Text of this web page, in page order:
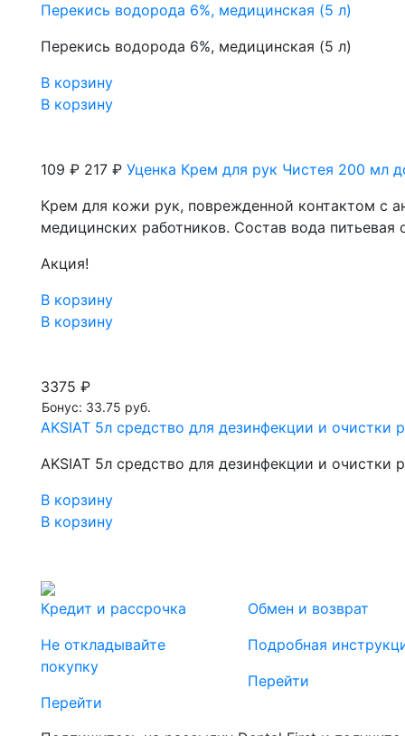
Перекись водорода 6%, медицинская (5 л)
Перекись водорода 6%, медицинская (5 л)
В корзину
В корзину
109 ₽ 217 ₽ Уценка Крем для рук Чистея 200 мл
Крем для кожи рук, поврежденной контактом с
медицинских работников. Состав вода
Акция!
В корзину
В корзину
3375 ₽
Бонус: 33.75 руб.
AKSIAT 5л средство для дезинфекции и очистки
AKSIAT 5л средство для дезинфекции и очистки
В корзину
В корзину
Кредит и рассрочка
Не откладывайте
покупку
Перейти
Обмен и возврат
Подробная
Перейти